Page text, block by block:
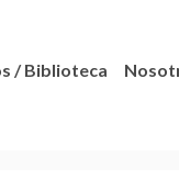
/ Biblioteca